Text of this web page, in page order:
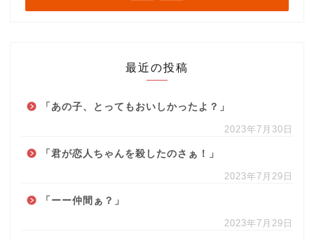
最近の投稿
「あの子、とってもおいしかったよ？」
2023年7月30日
「君が恋人ちゃんを殺したのさぁ！」
2023年7月29日
「ーー仲間ぁ？」
2023年7月29日